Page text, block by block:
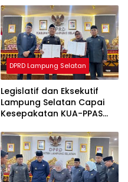
Disesuaikan
DPRD Lampung Selatan
Legislatif dan Eksekutif
Lampung Selatan Capai
Kesepakatan KUA-PPAS